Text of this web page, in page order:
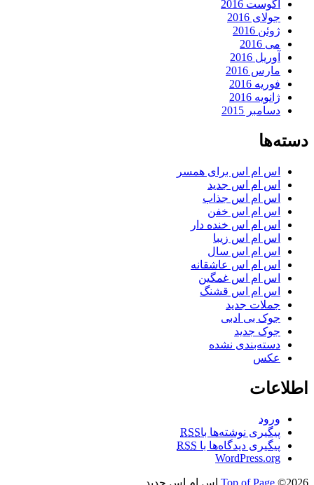
آگوست 2016
جولای 2016
ژوئن 2016
می 2016
آوریل 2016
مارس 2016
فوریه 2016
ژانویه 2016
دسامبر 2015
دسته‌ها
اس ام اس برای همسر
اس ام اس جدید
اس ام اس جذاب
اس ام اس خفن
اس ام اس خنده دار
اس ام اس زیبا
اس ام اس سال
اس ام اس عاشقانه
اس ام اس غمگین
اس ام اس قشنگ
جملات جدید
جوک بی ادبی
جوک جدید
دسته‌بندی نشده
عکس
اطلاعات
ورود
پیگیری نوشته‌ها باRSS
پیگیری دیدگاه‌ها با RSS
WordPress.org
Top of Page ©2026 اس ام اس جدید